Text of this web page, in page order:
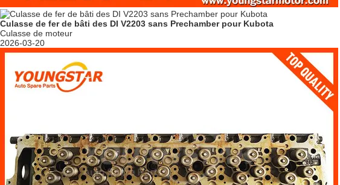
Culasse de fer de bâti des DI V2203 sans Prechamber pour Kubota
Culasse de moteur
2026-03-20